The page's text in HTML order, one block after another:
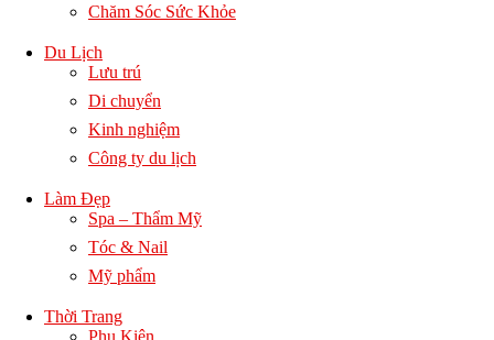
Chăm Sóc Sức Khỏe
Du Lịch
Lưu trú
Di chuyển
Kinh nghiệm
Công ty du lịch
Làm Đẹp
Spa – Thẩm Mỹ
Tóc & Nail
Mỹ phẩm
Thời Trang
Phụ Kiện